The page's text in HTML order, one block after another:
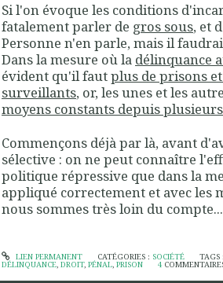
Si l'on évoque les conditions
fatalement parler de gros sous, et
Personne n'en parle, mais il
Dans la mesure où la délinquance
évident qu'il fautplus de prisons
surveillants, or, les unes et les
moyens constants depuis
Commençons déjà par là, avant
sélective : on ne peut connaître
politique répressive que dans la
appliqué correctement et avec les
nous sommes très loin du compte...
LIEN PERMANENT CATÉGORIES : SOCIÉTÉ
DÉLINQUANCE, DROIT, PÉNAL, PRISON 4